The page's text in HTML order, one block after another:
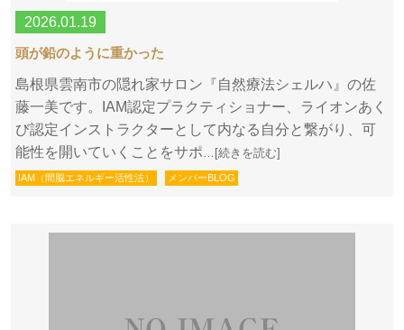
2026.01.19
頭が鉛のように重かった
島根県雲南市の隠れ家サロン『自然療法シェルハ』の佐
藤一美です。IAM認定プラクティショナー、ライオンあく
び認定インストラクターとして内なる自分と繋がり、可
能性を開いていくことをサポ…[続きを読む]
IAM（間脳エネルギー活性法） メンバーBLOG